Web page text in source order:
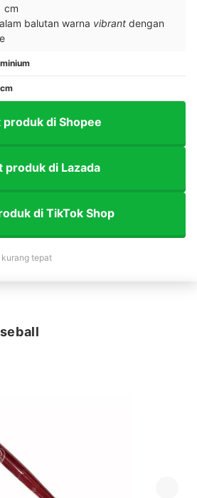
cm
balutan warna vibrant dengan
produk di Shopee
produk di Lazada
di TikTok Shop
tepat